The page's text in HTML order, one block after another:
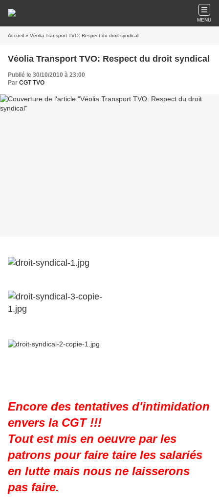
MENU
Accueil » Véolia Transport TVO: Respect du droit syndical
Véolia Transport TVO: Respect du droit syndical
Publié le 30/10/2010 à 23:00
Par CGT TVO
Encore des tentatives d'intimidation
envers la CGT !!!
Tout est mis en oeuvre par les
patrons pour faire taire les salariés
en lutte mais nous ne laisserons
pas faire.